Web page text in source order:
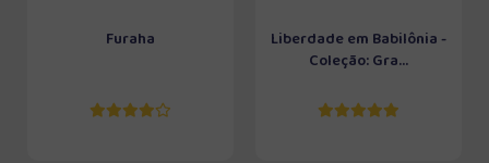
Furaha
Liberdade em Babilônia -
Coleção: Gra...